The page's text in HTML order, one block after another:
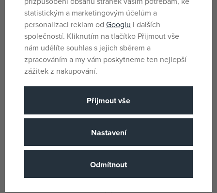
Babymoov Silikonový bryndák
BIB´ISY 2 ks
skladem
393 Kč
BabyOno bavlněné slintáčky
KITTY 2ks
skladem
-35%
statistickým a marketingovým účelům a
personalizaci reklam od Googlu i dalších
společností. Kliknutím na tlačítko Přijmout vše
nám udělíte souhlas s jejich sběrem a
zpracováním a my vám poskytneme ten nejlepší
zážitek z nakupování.
Přijmout vše
Nastavení
Odmítnout